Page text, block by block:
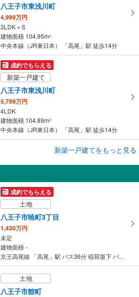
八王子市東浅川町
4,999万円
3LDK＋S
建物面積 104.95m2
中央本線（JR東日本） 「高尾」駅 徒歩14分
成約でもらえる
新築一戸建て
八王子市東浅川町
5,799万円
4LDK
建物面積 104.89m2
中央本線（JR東日本） 「高尾」駅 徒歩14分
3,280万円
4LDK
建物面積 93.55m
新築一戸建てをもっと見る
成約でもらえる
土地
八王子市暁町3丁目
1,430万円
未定
建物面積 -
京王高尾線 「高尾」駅 バス36分 稲荷坂下 バス停下車 徒歩10分
土地
八王子市館町